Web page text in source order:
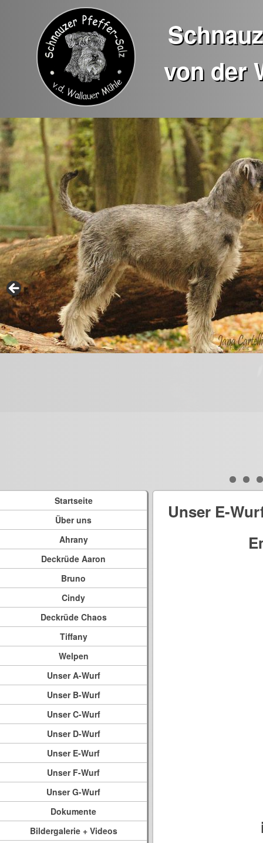
von der
Startseite
Über uns
Ahrany
Deckrüde Aaron
Bruno
Cindy
Deckrüde Chaos
Tiffany
Welpen
Unser A-Wurf
Unser B-Wurf
Unser C-Wurf
Unser D-Wurf
Unser E-Wurf
Unser F-Wurf
Unser G-Wurf
Dokumente
Bildergalerie + Videos
Unser E-